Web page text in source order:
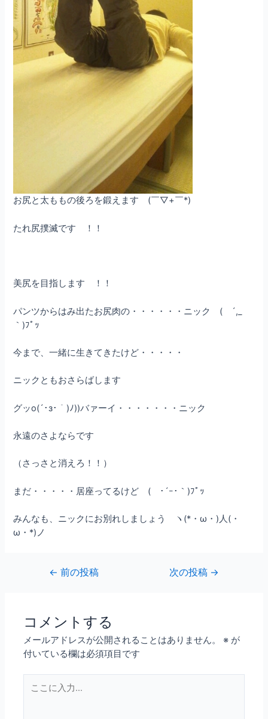
お尻と太ももの後ろを鍛えます (￣▽+￣*)
たれ尻撲滅です ！！
美尻を目指します ！！
パンツからはみ出たお尻肉の・・・・・・ニック ( ´,_ゝ
｀)ﾌﾟｯ
今まで、一緒に生きてきたけど・・・・・
ニックともおさらばします
グッo(´･з･｀)ﾉ))バァーイ・・・・・・・ニック
永遠のさよならです
（さっさと消えろ！！）
まだ・・・・・居座ってるけど ( ･´ｰ･｀)ﾌﾟｯ
みんなも、ニックにお別れしましょう ヽ(*・ω・)人(・
ω・*)ノ
← 前の投稿 次の投稿 →
コメントする
メールアドレスが公開されることはありません。 ※ が
付いている欄は必須項目です
こ